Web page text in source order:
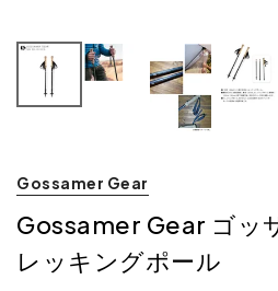
Gossamer Gear
Gossamer Gear ゴッ
レッキングポール